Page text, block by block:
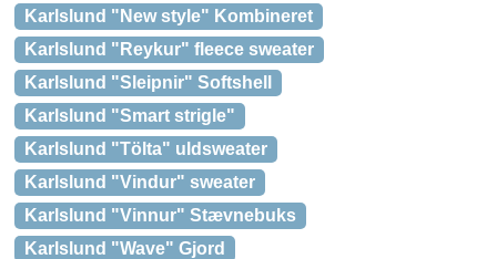
Karlslund "New style" Kombineret
Karlslund "Reykur" fleece sweater
Karlslund "Sleipnir" Softshell
Karlslund "Smart strigle"
Karlslund "Tölta" uldsweater
Karlslund "Vindur" sweater
Karlslund "Vinnur" Stævnebuks
Karlslund "Wave" Gjord